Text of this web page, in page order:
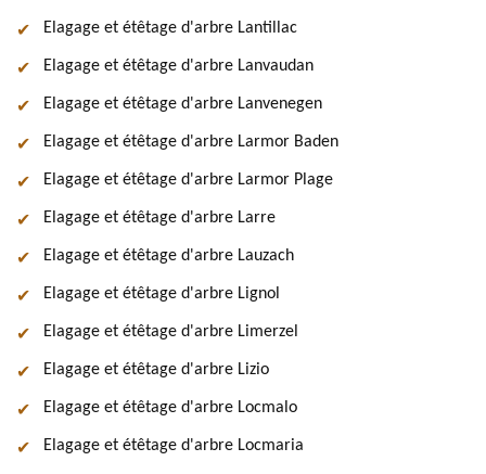
Elagage et étêtage d'arbre Lantillac
Elagage et étêtage d'arbre Lanvaudan
Elagage et étêtage d'arbre Lanvenegen
Elagage et étêtage d'arbre Larmor Baden
Elagage et étêtage d'arbre Larmor Plage
Elagage et étêtage d'arbre Larre
Elagage et étêtage d'arbre Lauzach
Elagage et étêtage d'arbre Lignol
Elagage et étêtage d'arbre Limerzel
Elagage et étêtage d'arbre Lizio
Elagage et étêtage d'arbre Locmalo
Elagage et étêtage d'arbre Locmaria